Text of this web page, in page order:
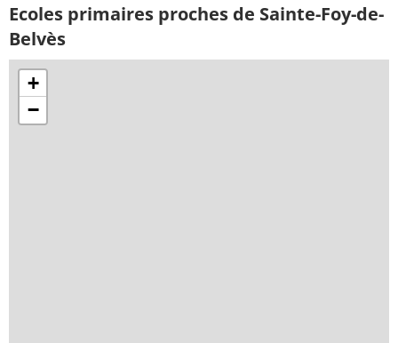
Ecoles primaires proches de Sainte-Foy-de-
Belvès
+
−